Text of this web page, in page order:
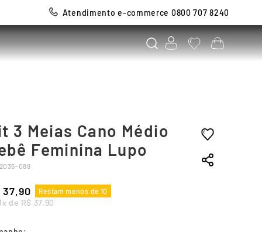
Atendimento e-commerce 0800 707 8240
3 Meias Cano Médio
Feminina Lupo
088
37,90 Restam menos de 10
1x de R$ 37,90